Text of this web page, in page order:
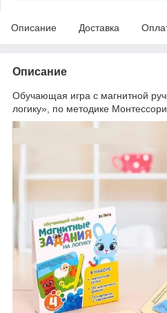
Описание Доставка
Описание
Обучающая игра с магнитной
логику», по методике Монтессори